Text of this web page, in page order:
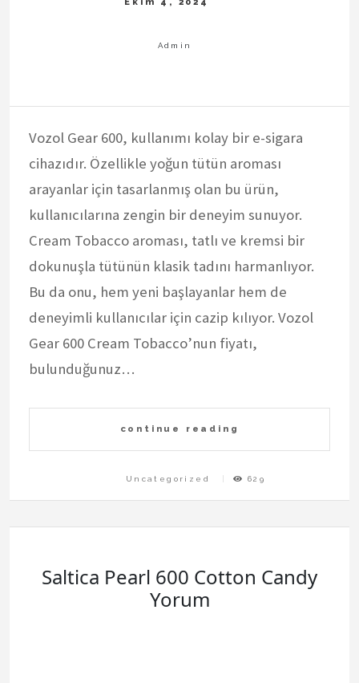
Vozol Gear 600, kullanımı kolay bir e-sigara
cihazıdır. Özellikle yoğun tütün aroması
arayanlar için tasarlanmış olan bu ürün,
kullanıcılarına zengin bir deneyim sunuyor.
Cream Tobacco aroması, tatlı ve kremsi bir
dokunuşla tütünün klasik tadını harmanlıyor.
Bu da onu, hem yeni başlayanlar hem de
deneyimli kullanıcılar için cazip kılıyor. Vozol
Gear 600 Cream Tobacco’nun fiyatı,
bulunduğunuz…
continue reading
Uncategorized 629
Saltica Pearl 600 Cotton Candy
Yorum